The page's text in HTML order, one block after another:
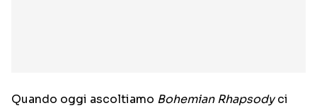
Quando oggi ascoltiamo Bohemian Rhapsodyci